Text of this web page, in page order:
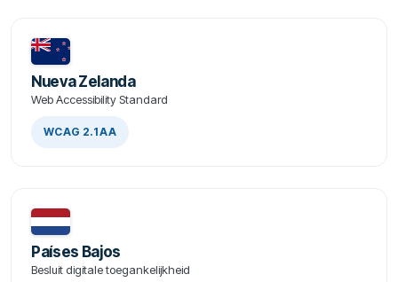
Nueva Zelanda
Web Accessibility Standard
WCAG 2.1 AA
Países Bajos
Besluit digitale toegankelijkheid